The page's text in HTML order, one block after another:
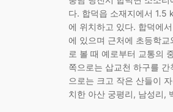
다. 합덕읍 소재지에서 1.5
에 위치하고 있다. 합덕에
에 있으며 근처에 초등학
로 볼 때 예로부터 교통의
쪽으로는 삽교천 하구를
으로는 크고 작은 산들이
치한 아산 궁평리, 남성리,